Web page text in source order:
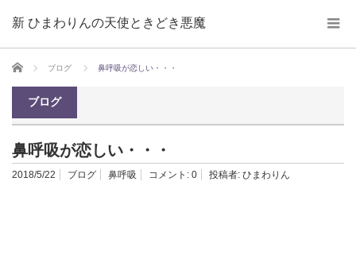
新 ひまわりんの天使ときどき悪魔
ホーム ブログ 鼻呼吸が恋しい・・・
ブログ
鼻呼吸が恋しい・・・
2018/5/22 ブログ 鼻呼吸 コメント: 0 投稿者: ひまわりん